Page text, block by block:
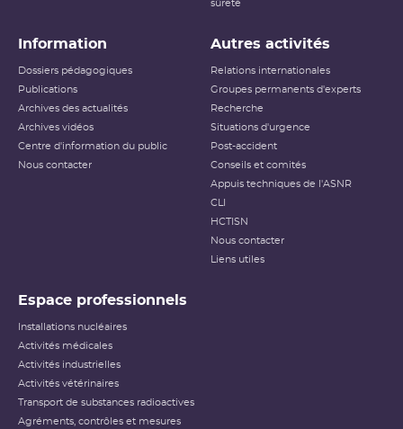
sûreté
Information
Dossiers pédagogiques
Publications
Archives des actualités
Archives vidéos
Centre d'information du public
Nous contacter
Autres activités
Relations internationales
Groupes permanents d'experts
Recherche
Situations d'urgence
Post-accident
Conseils et comités
Appuis techniques de l'ASNR
CLI
HCTISN
Nous contacter
Liens utiles
Espace professionnels
Installations nucléaires
Activités médicales
Activités industrielles
Activités vétérinaires
Transport de substances radioactives
Agréments, contrôles et mesures